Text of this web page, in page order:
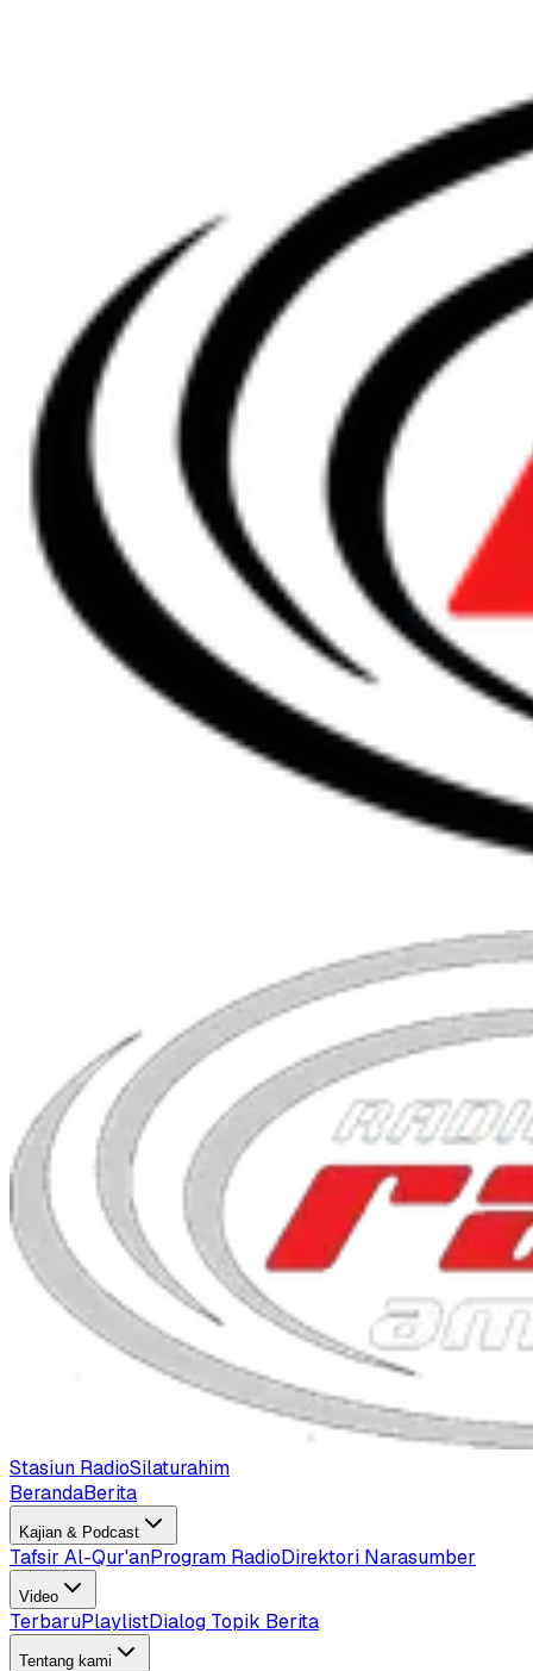
Stasiun RadioSilaturahim
BerandaBerita
Kajian & Podcast
Tafsir Al-Qur'anProgram RadioDirektori Narasumber
Video
TerbaruPlaylistDialog Topik Berita
Tentang kami